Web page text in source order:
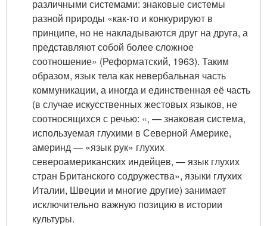
различными системами: знаковые системы
разной природы «как-то и конкурируют в
принципе, но не накладываются друг на друга, а
представляют собой более сложное
соотношение» (Реформатский, 1963). Таким
образом, язык тела как невербальная часть
коммуникации, а иногда и единственная её часть
(в случае искусственных жестовых языков, не
соотносящихся с речью: «, — знаковая система,
используемая глухими в Северной Америке,
америнд — «язык рук» глухих
североамериканских индейцев, — язык глухих
стран Британского содружества», языки глухих
Италии, Швеции и многие другие) занимает
исключительно важную позицию в истории
культуры.